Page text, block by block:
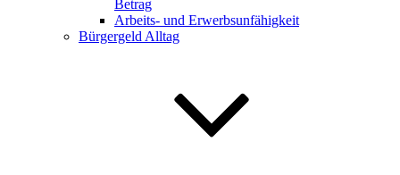
Betrag
Arbeits- und Erwerbsunfähigkeit
Bürgergeld Alltag